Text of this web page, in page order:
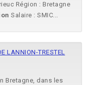
Région : Bretagne
Salaire : SMIC...
LANNION-TRESTEL
Bretagne, dans les